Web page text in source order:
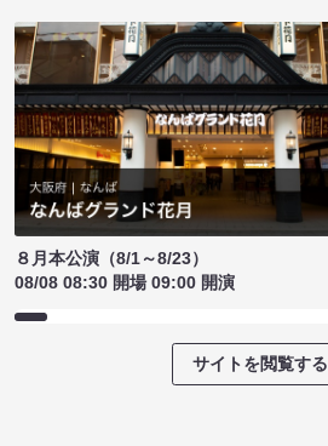
８月本公演（8/1～8/23）
08/08 08:30 開場 09:00 開演
サイトを閲覧する